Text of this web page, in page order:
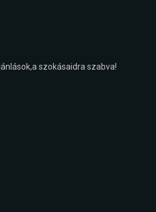
szokásaidra szabva!